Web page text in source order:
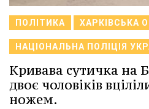
ПОЛІТИКА ХАРКІВСЬКА
НАЦІОНАЛЬНА ПОЛІЦІЯ
Кривава сутичка на
двоє чоловіків
ножем.